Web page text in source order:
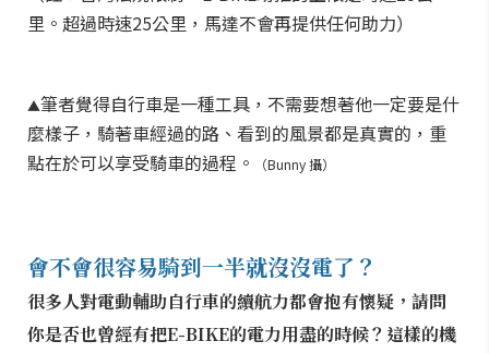
里。超過時速25公里，馬達不會再提供任何助力）
▲筆者覺得自行車是一種工具，不需要想著他一定要是什
麼樣子，騎著車經過的路、看到的風景都是真實的，重
點在於可以享受騎車的過程。
（Bunny 攝）
會不會很容易騎到一半就沒沒電了？
很多人對電動輔助自行車的續航力都會抱有懷疑，請問
你是否也曾經有把E-BIKE的電力用盡的時候？這樣的機